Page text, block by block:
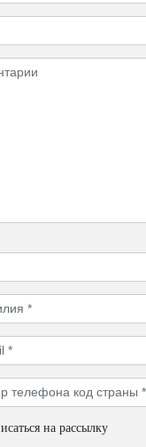
на рассылку